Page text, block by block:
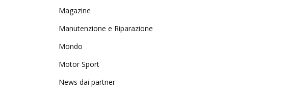
Magazine
Manutenzione e Riparazione
Mondo
Motor Sport
News dai partner